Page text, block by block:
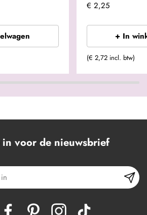
€ 2,25
+ In
(€ 2,72 incl. btw)
voor de nieuwsbrief